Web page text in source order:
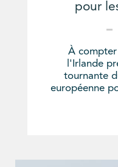
pour
À
l'Irlande
tournante
européenne